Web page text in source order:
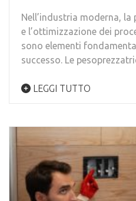
Nell’industria moderna, la
e l’ottimizzazione dei
sono elementi
successo. Le
LEGGI TUTTO